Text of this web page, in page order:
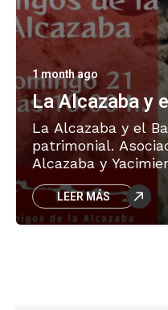
1 month ago
La Alcazaba y
La Alcazaba y el
patrimonial.
Alcazaba y
Andalusí.
LEER MÁS